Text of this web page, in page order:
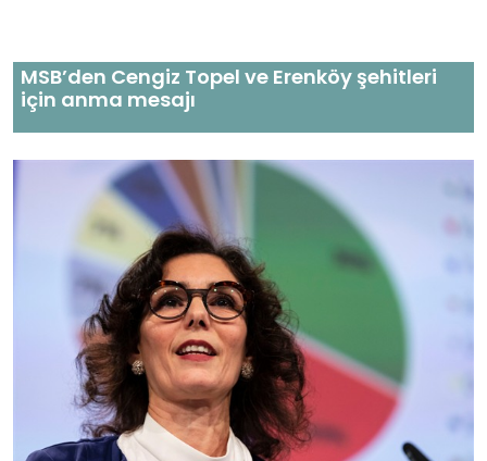
MSB’den Cengiz Topel ve Erenköy şehitleri
için anma mesajı